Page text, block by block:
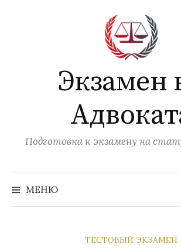
Экзамен
Подготовка к экзамену на
МЕНЮ
ТЕСТОВЫЙ ЭКЗАМЕН